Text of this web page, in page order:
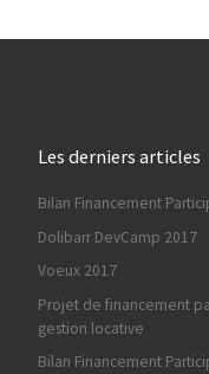
Les derniers articles
Bilan Financement
Dolibarr DevCamp 2017
Voeux 2017
Projet de financement
gestion locative
Bilan Financement